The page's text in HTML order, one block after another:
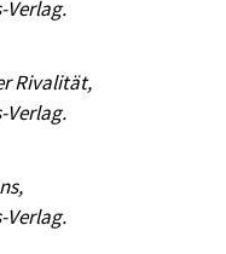
Verlag.
Rivalität,
Verlag.
Verlag.